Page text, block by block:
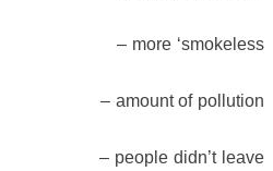
– more ‘smokeless
of pollution
– people didn’t leave